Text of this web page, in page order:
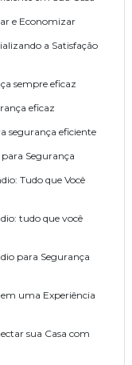
e Economizar
a Satisfação
sempre eficaz
eficaz
segurança eficiente
Segurança
Tudo que Você
tudo que você
para Segurança
uma Experiência
sua Casa com